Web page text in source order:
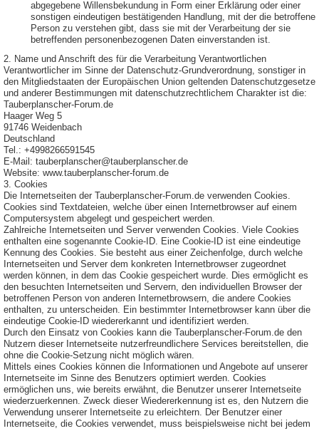
abgegebene Willensbekundung in Form einer Erklärung oder einer
sonstigen eindeutigen bestätigenden Handlung, mit der die betroffene
Person zu verstehen gibt, dass sie mit der Verarbeitung der sie
betreffenden personenbezogenen Daten einverstanden ist.
2. Name und Anschrift des für die Verarbeitung Verantwortlichen
Verantwortlicher im Sinne der Datenschutz-Grundverordnung, sonstiger in
den Mitgliedstaaten der Europäischen Union geltenden Datenschutzgesetze
und anderer Bestimmungen mit datenschutzrechtlichem Charakter ist die:
Tauberplanscher-Forum.de
Haager Weg 5
91746 Weidenbach
Deutschland
Tel.: +4998266591545
E-Mail: tauberplanscher@tauberplanscher.de
Website: www.tauberplanscher-forum.de
3. Cookies
Die Internetseiten der Tauberplanscher-Forum.de verwenden Cookies.
Cookies sind Textdateien, welche über einen Internetbrowser auf einem
Computersystem abgelegt und gespeichert werden.
Zahlreiche Internetseiten und Server verwenden Cookies. Viele Cookies
enthalten eine sogenannte Cookie-ID. Eine Cookie-ID ist eine eindeutige
Kennung des Cookies. Sie besteht aus einer Zeichenfolge, durch welche
Internetseiten und Server dem konkreten Internetbrowser zugeordnet
werden können, in dem das Cookie gespeichert wurde. Dies ermöglicht es
den besuchten Internetseiten und Servern, den individuellen Browser der
betroffenen Person von anderen Internetbrowsern, die andere Cookies
enthalten, zu unterscheiden. Ein bestimmter Internetbrowser kann über die
eindeutige Cookie-ID wiedererkannt und identifiziert werden.
Durch den Einsatz von Cookies kann die Tauberplanscher-Forum.de den
Nutzern dieser Internetseite nutzerfreundlichere Services bereitstellen, die
ohne die Cookie-Setzung nicht möglich wären.
Mittels eines Cookies können die Informationen und Angebote auf unserer
Internetseite im Sinne des Benutzers optimiert werden. Cookies
ermöglichen uns, wie bereits erwähnt, die Benutzer unserer Internetseite
wiederzuerkennen. Zweck dieser Wiedererkennung ist es, den Nutzern die
Verwendung unserer Internetseite zu erleichtern. Der Benutzer einer
Internetseite, die Cookies verwendet, muss beispielsweise nicht bei jedem